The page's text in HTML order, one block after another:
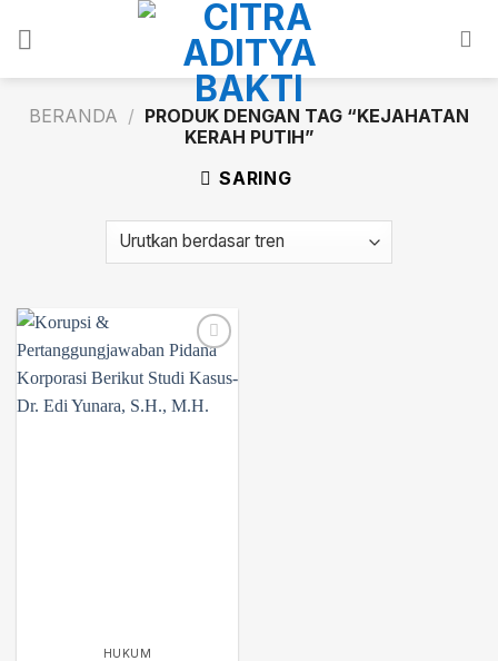
BERANDA / PRODUK DENGAN TAG “KEJAHATAN
KERAH PUTIH”
SARING
Add to
HUKUM